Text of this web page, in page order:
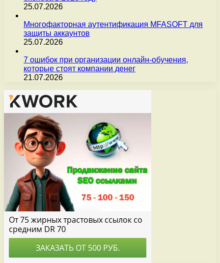
25.07.2026
Многофакторная аутентификация MFASOFT для
защиты аккаунтов
25.07.2026
7 ошибок при организации онлайн-обучения,
которые стоят компании денег
21.07.2026